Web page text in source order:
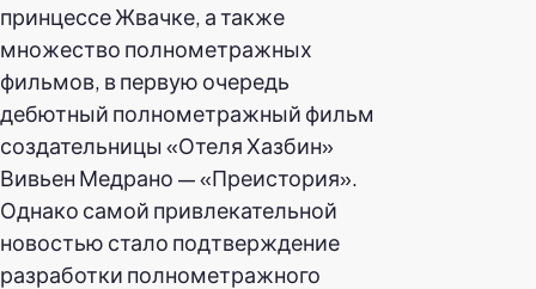
принцессе Жвачке, а также
множество полнометражных
фильмов, в первую очередь
дебютный полнометражный фильм
создательницы «Отеля Хазбин»
Вивьен Медрано — «Преистория».
Однако самой привлекательной
новостью стало подтверждение
разработки полнометражного